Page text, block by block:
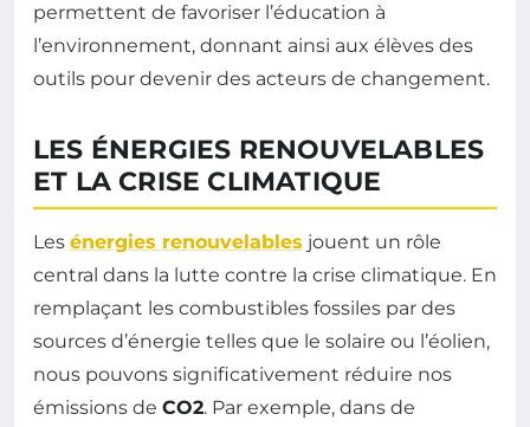
permettent de favoriser l’éducation à
l’environnement, donnant ainsi aux élèves des
outils pour devenir des acteurs de changement.
LES ÉNERGIES RENOUVELABLES
ET LA CRISE CLIMATIQUE
Les énergies renouvelables jouent un rôle
central dans la lutte contre la crise climatique. En
remplaçant les combustibles fossiles par des
sources d’énergie telles que le solaire ou l’éolien,
nous pouvons significativement réduire nos
émissions de CO2. Par exemple, dans de